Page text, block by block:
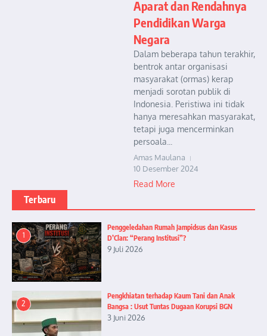
Aparat dan Rendahnya
Pendidikan Warga
Negara
Dalam beberapa tahun terakhir,
bentrok antar organisasi
masyarakat (ormas) kerap
menjadi sorotan publik di
Indonesia. Peristiwa ini tidak
hanya meresahkan masyarakat,
tetapi juga mencerminkan
persoala...
Amas Maulana
10 Desember 2024
Read More
Terbaru
1
Penggeledahan Rumah Jampidsus dan Kasus
D’Clan: “Perang Institusi”?
9 Juli 2026
2
Pengkhiatan terhadap Kaum Tani dan Anak
Bangsa : Usut Tuntas Dugaan Korupsi BGN
3 Juni 2026